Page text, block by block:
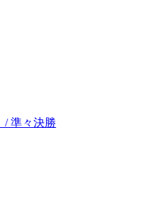
/ 準々決勝